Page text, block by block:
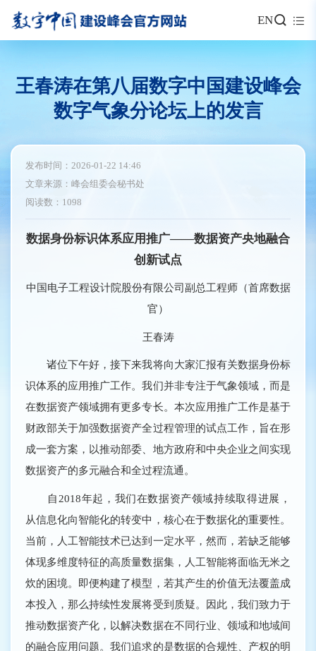
EN
王春涛在第八届数字中国建设峰会
数字气象分论坛上的发言
发布时间：2026-01-22 14:46
文章来源：峰会组委会秘书处
阅读数：1098
数据身份标识体系应用推广——数据资产央地融合
创新试点
中国电子工程设计院股份有限公司副总工程师（首席数据
官）
王春涛
诸位下午好，接下来我将向大家汇报有关数据身份标
识体系的应用推广工作。我们并非专注于气象领域，而是
在数据资产领域拥有更多专长。本次应用推广工作是基于
财政部关于加强数据资产全过程管理的试点工作，旨在形
成一套方案，以推动部委、地方政府和中央企业之间实现
数据资产的多元融合和全过程流通。
自2018年起，我们在数据资产领域持续取得进展，
从信息化向智能化的转变中，核心在于数据化的重要性。
当前，人工智能技术已达到一定水平，然而，若缺乏能够
体现多维度特征的高质量数据集，人工智能将面临无米之
炊的困境。即便构建了模型，若其产生的价值无法覆盖成
本投入，那么持续性发展将受到质疑。因此，我们致力于
推动数据资产化，以解决数据在不同行业、领域和地域间
的融合应用问题。我们追求的是数据的合规性、产权的明